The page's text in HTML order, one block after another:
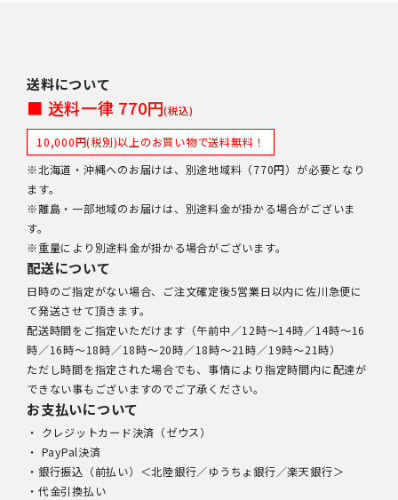
送料について
■ 送料一律 770円(税込)
10,000円(税別)以上のお買い物で送料無料！
※北海道・沖縄へのお届けは、別途地域料（770円）が必要となり
ます。
※離島・一部地域のお届けは、別途料金が掛かる場合がございま
す。
※重量により別途料金が掛かる場合がございます。
配送について
日時のご指定がない場合、ご注文確定後5営業日以内に佐川急便に
て発送させて頂きます。
配送時間をご指定いただけます（午前中／12時～14時／14時～16
時／16時～18時／18時～20時／18時～21時／19時～21時）
ただし時間を指定された場合でも、事情により指定時間内に配達が
できない事もございますのでご了承ください。
お支払いについて
・ クレジットカード決済（ゼウス）
・ PayPal決済
・銀行振込（前払い）＜北陸銀行／ゆうちょ銀行／楽天銀行＞
・代金引換払い